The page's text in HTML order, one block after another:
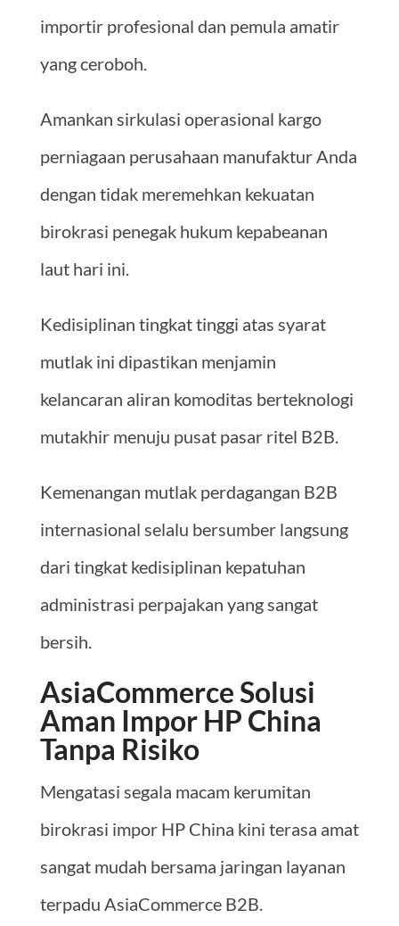
importir profesional dan pemula amatir
yang ceroboh.
Amankan sirkulasi operasional kargo
perniagaan perusahaan manufaktur Anda
dengan tidak meremehkan kekuatan
birokrasi penegak hukum kepabeanan
laut hari ini.
Kedisiplinan tingkat tinggi atas syarat
mutlak ini dipastikan menjamin
kelancaran aliran komoditas berteknologi
mutakhir menuju pusat pasar ritel B2B.
Kemenangan mutlak perdagangan B2B
internasional selalu bersumber langsung
dari tingkat kedisiplinan kepatuhan
administrasi perpajakan yang sangat
bersih.
AsiaCommerce Solusi
Aman Impor HP China
Tanpa Risiko
Mengatasi segala macam kerumitan
birokrasi impor HP China kini terasa amat
sangat mudah bersama jaringan layanan
terpadu AsiaCommerce B2B.